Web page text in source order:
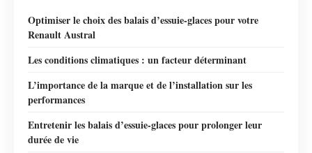
Optimiser le choix des balais d’essuie-glaces pour votre
Renault Austral
Les conditions climatiques : un facteur déterminant
L’importance de la marque et de l’installation sur les
performances
Entretenir les balais d’essuie-glaces pour prolonger leur
durée de vie